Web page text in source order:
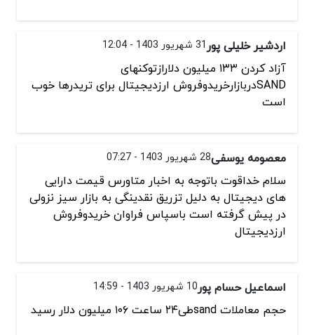
اردشیر خلیلی پور31 شهریور 1403 - 12:04
آزاد کردن ۱۳۳ میلیون دلارازتوکنهای
SANDدربازارخریدوفروش ارزدیجیتال برای تریدرها خوب
است
معصومه یوسفی28 شهریور 1403 - 07:27
سلام خداقوت باتوجه به اخبار متاورس قیمت دارایی
های دیجیتال به دليل تزريق نقدینگی به بازار سیز نزولی
در پیش گرفته است باسپاس فراوان خریدوفروش
ارزدیجیتال
اسماعیل حسام پور10 شهریور 1403 - 14:59
حجم معاملات sandطی۲۴ ساعت ۱۰۶ میلیون دلار رسید